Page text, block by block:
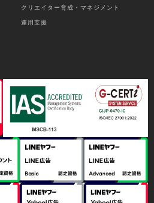
クリエイター育成・マネジメント
運用支援